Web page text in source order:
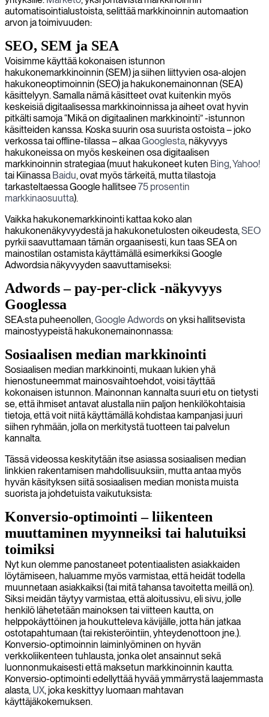
automatisointialustoista, selittää markkinoinnin automaation
arvon ja toimivuuden:
SEO, SEM ja SEA
Voisimme käyttää kokonaisen istunnon
hakukonemarkkinoinnin (SEM) ja siihen liittyvien osa-alojen
hakukoneoptimoinnin (SEO) ja hakukonemainonnan (SEA)
käsittelyyn. Samalla nämä käsitteet ovat kuitenkin myös
keskeisiä digitaalisessa markkinoinnissa ja aiheet ovat hyvin
pitkälti samoja “Mikä on digitaalinen markkinointi” -istunnon
käsitteiden kanssa. Koska suurin osa suurista ostoista – joko
verkossa tai offline-tilassa – alkaaGooglesta, näkyvyys
hakukoneissa on myös keskeinen osa digitaalisen
markkinoinnin strategiaa (muut hakukoneet kuten Bing,Yahoo!
tai Kiinassa Baidu, ovat myös tärkeitä, mutta tilastoja
tarkasteltaessa Google hallitsee75 prosentin
markkinaosuutta).
Vaikka hakukonemarkkinointi kattaa koko alan
hakukonenäkyvyydestä ja hakukonetulosten oikeudesta,SEO
pyrkii saavuttamaan tämän orgaanisesti, kun taas SEA on
mainostilan ostamista käyttämällä esimerkiksi Google
Adwordsia näkyvyyden saavuttamiseksi:
Adwords – pay-per-click -näkyvyys
Googlessa
SEA:sta puheenollen,Google Adwordson yksi hallitsevista
mainostyypeistä hakukonemainonnassa:
Sosiaalisen median markkinointi
Sosiaalisen median markkinointi, mukaan lukien yhä
hienostuneemmat mainosvaihtoehdot, voisi täyttää
kokonaisen istunnon. Mainonnan kannalta suuri etu on tietysti
se, että ihmiset antavat alustalla niin paljon henkilökohtaisia
tietoja, että voit niitä käyttämällä kohdistaa kampanjasi juuri
siihen ryhmään, jolla on merkitystä tuotteen tai palvelun
kannalta.
Tässä videossa keskitytään itse asiassa sosiaalisen median
linkkien rakentamisen mahdollisuuksiin, mutta antaa myös
hyvän käsityksen siitä sosiaalisen median monista muista
suorista ja johdetuista vaikutuksista:
Konversio-optimointi – liikenteen
muuttaminen myynneiksi tai halutuiksi
toimiksi
Nyt kun olemme panostaneet potentiaalisten asiakkaiden
löytämiseen, haluamme myös varmistaa, että heidät todella
muunnetaan asiakkaiksi (tai mitä tahansa tavoitetta meillä on).
Siksi meidän täytyy varmistaa, että aloitussivu, eli sivu, jolle
henkilö lähetetään mainoksen tai viitteen kautta, on
helppokäyttöinen ja houkutteleva kävijälle, jotta hän jatkaa
ostotapahtumaan (tai rekisteröintiin, yhteydenottoon jne.).
Konversio-optimoinnin laiminlyöminen on hyvän
verkkoliikenteen tuhlausta, jonka olet ansainnut sekä
luonnonmukaisesti että maksetun markkinoinnin kautta.
Konversio-optimointi edellyttää hyvää ymmärrystä laajemmasta
alasta, UX, joka keskittyy luomaan mahtavan
käyttäjäkokemuksen.